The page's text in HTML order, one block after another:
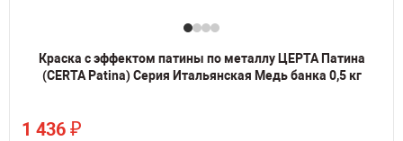
Краска с эффектом патины по металлу ЦЕРТА Патина
(CERTA Patina) Серия Итальянская Медь банка 0,5 кг
1 436 ₽